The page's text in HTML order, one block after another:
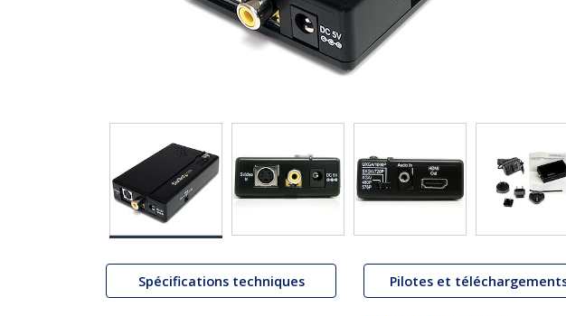
Spécifications techniques Pilotes et